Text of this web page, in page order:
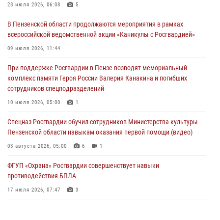
деятельность ОПГ, маскировавшейся под реабилитационный центр
4
В Управлении Росгвардии по Пензенской области подвели итоги
04 августа 2026, 06:08
Росгвардия обеспечила безопасность праздничных мероприятий в
День ВДВ в Пензе
28 июля 2026, 06:08 5
В Пензенской области продолжаются мероприятия в рамках
всероссийской ведомственной акции «Каникулы с Росгвардией»
09 июля 2026, 11:44
При поддержке Росгвардии в Пензе возводят мемориальный
комплекс памяти Героя России Валерия Канакина и погибших
сотрудников спецподразделений
10 июля 2026, 05:00 1
Спецназ Росгвардии обучил сотрудников Министерства культуры
Пензенской области навыкам оказания первой помощи (видео)
03 августа 2026, 05:00 6 1
ФГУП «Охрана» Росгвардии совершенствует навыки
противодействия БПЛА
17 июля 2026, 07:47 3